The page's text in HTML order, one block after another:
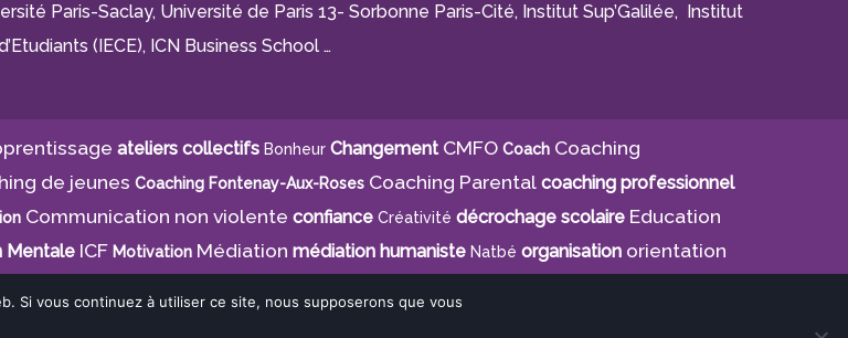
Paris-Saclay, Université de Paris 13- Sorbonne Paris-Cité, Institut Sup’Galilée, Institut
(IECE), ICN Business School …
ateliers collectifs Bonheur Changement CMFO Coach Coaching
de jeunes Coaching Fontenay-Aux-Roses Coaching Parental coaching professionnel
Communication non violente confiance Créativité décrochage scolaire Education
Mentale ICF Motivation Médiation médiation humaniste Natbé organisation orientation
Si vous continuez à utiliser ce site, nous supposerons que vous